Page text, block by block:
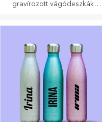
gravírozott vágódeszkák